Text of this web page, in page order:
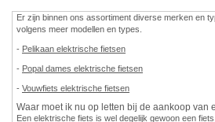
Er zijn binnen ons assortiment diverse merken en
volgens meer modellen en types.
- Pelikaan elektrische fietsen
- Popal dames elektrische fietsen
- Vouwfiets elektrische fietsen
Waar moet ik nu op letten bij de aankoop van
Een elektrische fiets is wel degelijk gewoon een